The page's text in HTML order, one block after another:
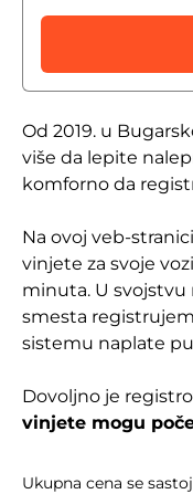
Od 2019. u
više da lepite
komforno da
Na ovoj veb-
vinjete za svoje
minuta. U svojstvu
smesta
sistemu naplate
Dovoljno je
vinjete mogu
Ukupna cena se